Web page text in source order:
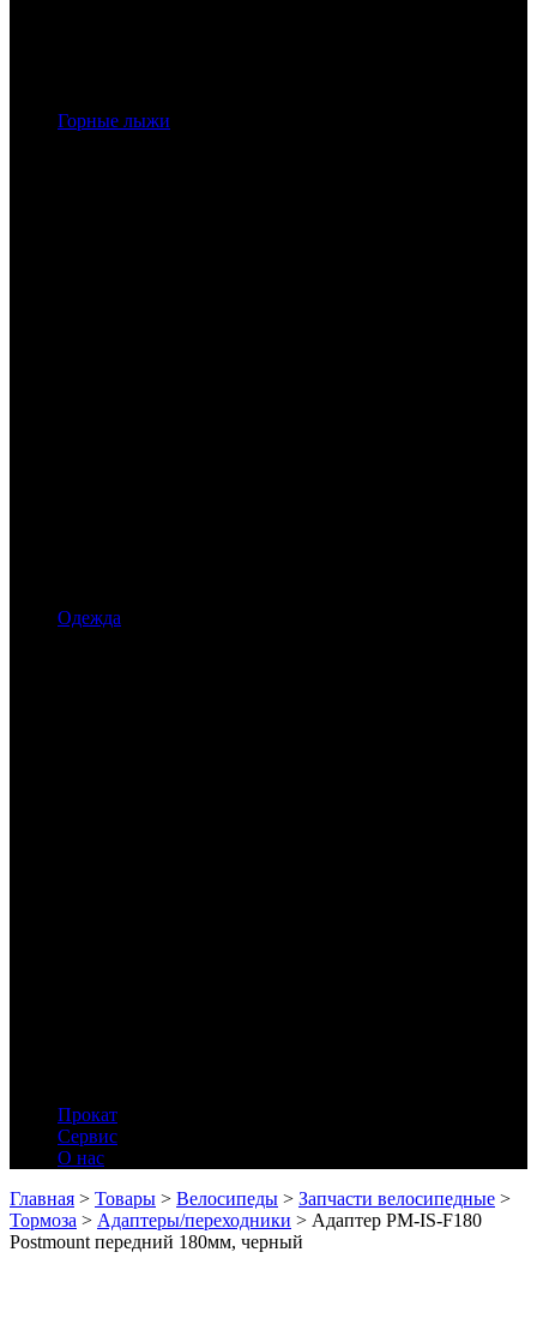
Горные лыжи
Одежда
Прокат
Сервис
О нас
Главная > Товары > Велосипеды > Запчасти велосипедные >
Тормоза > Адаптеры/переходники > Адаптер PM-IS-F180
Postmount передний 180мм, черный